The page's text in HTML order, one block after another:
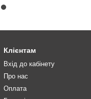
Клієнтам
Вхід до кабінету
Про нас
Оплата